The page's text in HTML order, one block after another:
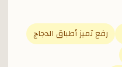
رفع تميز أطباق الدجاج